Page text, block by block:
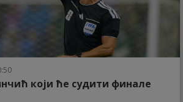
који ће судити финале